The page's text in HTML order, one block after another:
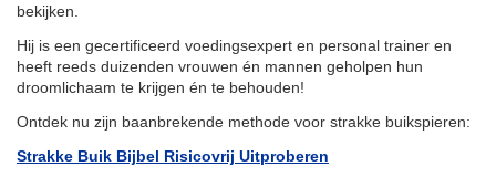
bekijken.
Hij is een gecertificeerd voedingsexpert en personal trainer en
heeft reeds duizenden vrouwen én mannen geholpen hun
droomlichaam te krijgen én te behouden!
Ontdek nu zijn baanbrekende methode voor strakke buikspieren:
Strakke Buik Bijbel Risicovrij Uitproberen